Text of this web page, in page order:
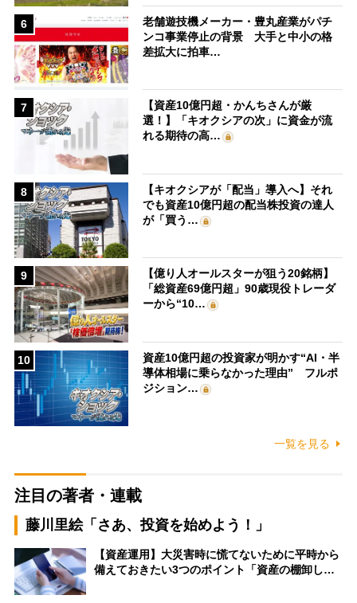
6
老舗遊技機メーカー・豊丸産業がパチ
ンコ事業停止の背景 大手と中小の格
差拡大に拍車…
7
【資産10億円超・かんちさんが厳
選！】「キオクシアの次」に資金が流
れる期待の高…
8
【キオクシアが「配当」導入へ】それ
でも資産10億円超の配当株投資の達人
が「買う…
9
【億り人オールスターが狙う20銘柄】
「総資産69億円超」90歳現役トレーダ
ーから“10…
10
資産10億円超の投資家が明かす“AI・半
導体相場に乗らなかった理由” フルポ
ジション…
一覧を見る
注目の著者・連載
藤川里絵「さあ、投資を始めよう！」
【資産運用】大災害時に慌てないために平時から
備えておきたい3つのポイント「資産の棚卸し…